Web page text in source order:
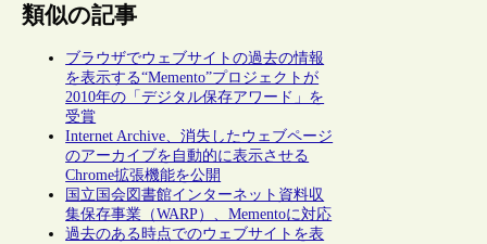
類似の記事
ブラウザでウェブサイトの過去の情報
を表示する“Memento”プロジェクトが
2010年の「デジタル保存アワード」を
受賞
Internet Archive、消失したウェブページ
のアーカイブを自動的に表示させる
Chrome拡張機能を公開
国立国会図書館インターネット資料収
集保存事業（WARP）、Mementoに対応
過去のある時点でのウェブサイトを表